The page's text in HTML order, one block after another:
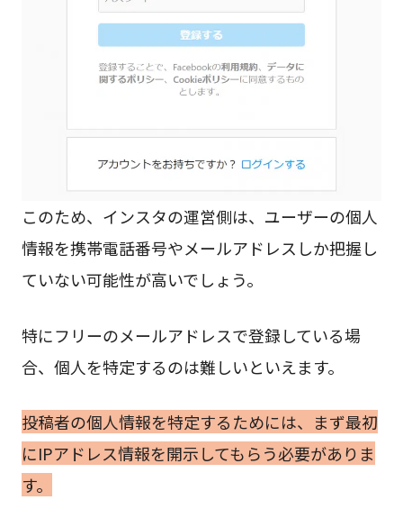
このため、インスタの運営側は、ユーザーの個人
情報を携帯電話番号やメールアドレスしか把握し
ていない可能性が高いでしょう。
特にフリーのメールアドレスで登録している場
合、個人を特定するのは難しいといえます。
投稿者の個人情報を特定するためには、まず最初
にIPアドレス情報を開示してもらう必要がありま
す。